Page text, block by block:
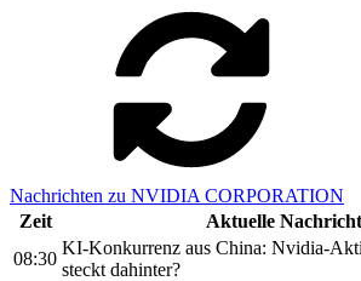
Nachrichten zu NVIDIA CORPORATION
Zeit
Aktuelle
08:30
KI-Konkurrenz aus China: Nvidia-
steckt dahinter?